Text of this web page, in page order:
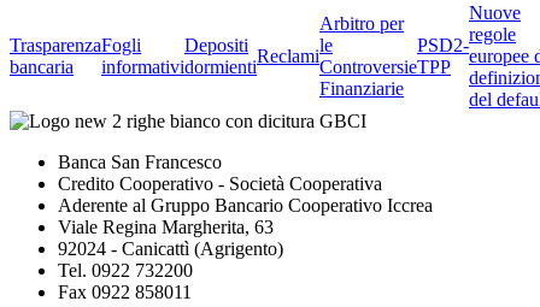
Trasparenza
bancaria
Fogli
informativi
Depositi
dormienti
Reclami
Arbitro per
le
Controversie
Finanziarie
PSD2-
TPP
Nuove
regole
europee
del
Banca San Francesco
Credito Cooperativo - Società Cooperativa
Aderente al Gruppo Bancario Cooperativo Iccrea
Viale Regina Margherita, 63
92024 - Canicattì (Agrigento)
Tel. 0922 732200
Fax 0922 858011